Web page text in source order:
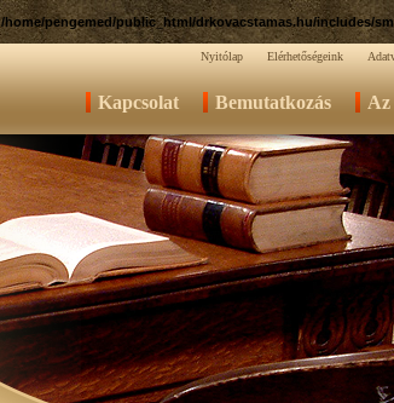
/home/pengemed/public_html/drkovacstamas.hu/includes/
Nyitólap Elérhetőségeink
Kapcsolat Bemutatkozás Az